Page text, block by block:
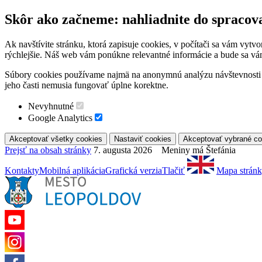
Skôr ako začneme: nahliadnite do
Ak navštívite stránku, ktorá zapisuje cookies, v počítači sa vám
rýchlejšie. Náš web vám ponúkne relevantné informácie a bude sa
Súbory cookies používame najmä na anonymnú analýzu
jeho časti nemusia fungovať úplne korektne.
Nevyhnutné
Google Analytics
Prejsť na obsah stránky 7. augusta 2026 Meniny má Štefánia
KontaktyMobilná aplikáciaGrafická verziaTlačiť Mapa